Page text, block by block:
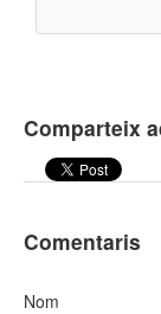
Comparteix
Comentaris
Nom